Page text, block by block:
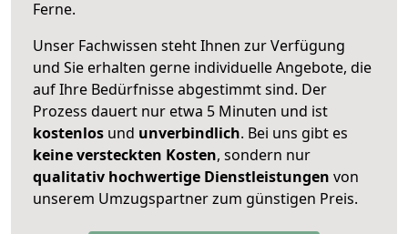
Ferne.
Unser Fachwissen steht Ihnen zur Verfügung
und Sie erhalten gerne individuelle Angebote, die
auf Ihre Bedürfnisse abgestimmt sind. Der
Prozess dauert nur etwa 5 Minuten und ist
kostenlos und unverbindlich. Bei uns gibt es
keine versteckten Kosten, sondern nur
qualitativ hochwertige Dienstleistungen von
unserem Umzugspartner zum günstigen Preis.